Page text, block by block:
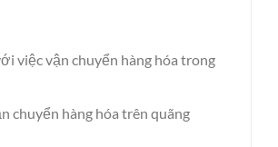
việc vận chuyển hàng hóa trong
chuyển hàng hóa trên quãng